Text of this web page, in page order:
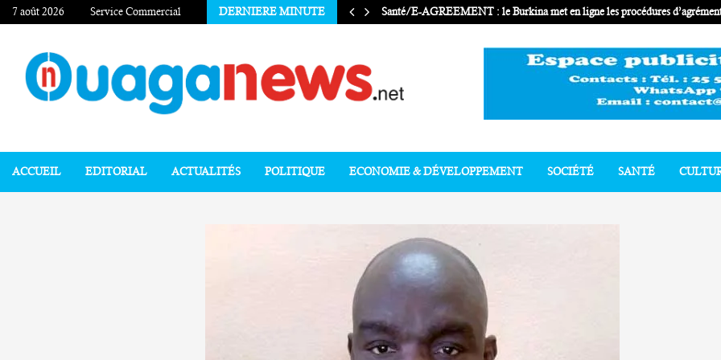
7 août 2026 Service Commercial DERNIERE MINUTE Santé/E-AGREEMENT : le Burkina met en ligne les procédures
ACCUEIL EDITORIAL ACTUALITÉS POLITIQUE ECONOMIE & DÉVELOPPEMENT SOCIÉTÉ SANTÉ